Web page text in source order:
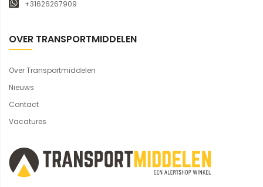
+31626267909
OVER TRANSPORTMIDDELEN
Over Transportmiddelen
Nieuws
Contact
Vacatures